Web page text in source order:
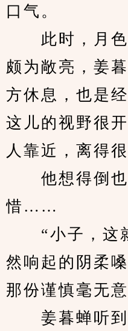
口气。
此时，月色
颇为敞亮，姜
方休息，也是
这儿的视野很
人靠近，离得
他想得倒也
惜……
“小子，这就
然响起的阴柔
那份谨慎毫无意
姜暮蝉听到